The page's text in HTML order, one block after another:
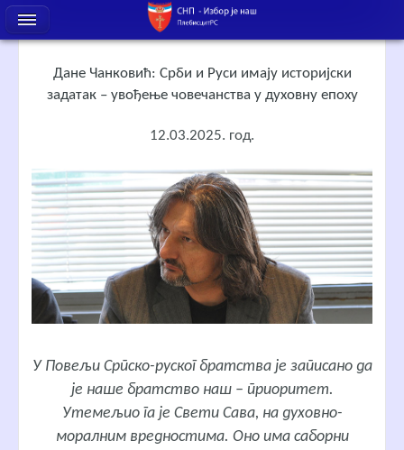
Дане Чанковић: Срби и Руси имају историјски
задатак – увођење човечанства у духовну епоху
12.03.2025. год.
У Повељи Српско-руског братства је записано да
је наше братство наш – приоритет.
Утемељио га је Свети Сава, на духовно-
моралним вредностима. Оно има саборни